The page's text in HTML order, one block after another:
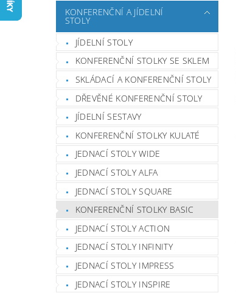
KONFERENČNÍ A JÍDELNÍ
STOLY
JÍDELNÍ STOLY
KONFERENČNÍ STOLKY SE SKLEM
SKLÁDACÍ A KONFERENČNÍ STOLY
DŘEVĚNÉ KONFERENČNÍ STOLY
JÍDELNÍ SESTAVY
KONFERENČNÍ STOLKY KULATÉ
JEDNACÍ STOLY WIDE
JEDNACÍ STOLY ALFA
JEDNACÍ STOLY SQUARE
KONFERENČNÍ STOLKY BASIC
JEDNACÍ STOLY ACTION
JEDNACÍ STOLY INFINITY
JEDNACÍ STOLY IMPRESS
JEDNACÍ STOLY INSPIRE